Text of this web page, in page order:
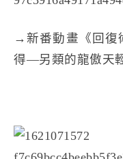
→ 新番動畫《回復
得—另類的龍傲天